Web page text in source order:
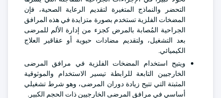
التحضر والنماذج المتغيرة لتقديم الرعاية الصحية، فإن
المضخات الفلزية تستخدم بصورة متزايدة في هذه المرافق
الجراحية المُصابة بالمرض كجزء من إدارة الألم للمرضى
بعد التشغيل، ولتقديم مضادات حيوية أو عقاقير العلاج
الكيميائي.
ويتيح استخدام المضخات الفلزية في مرافق المرضى
الخارجيين التابعة للرابطة تيسير الاستخدام والموثوقية
المثبتة التي تتيح زيادة دوران المرضى، وهو شرط تشغيلي
أساسي في مرافق المرضى الخارجيين ذات الحجم الكبير.